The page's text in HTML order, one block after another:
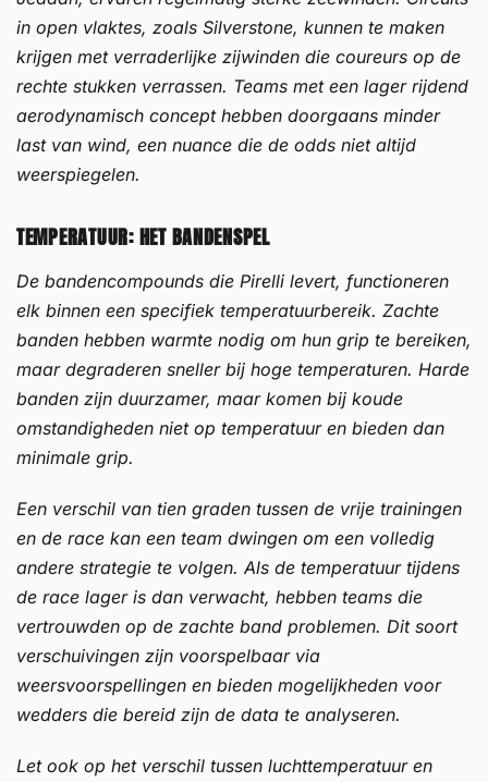
in open vlaktes, zoals Silverstone, kunnen te maken
krijgen met verraderlijke zijwinden die coureurs op de
rechte stukken verrassen. Teams met een lager rijdend
aerodynamisch concept hebben doorgaans minder
last van wind, een nuance die de odds niet altijd
weerspiegelen.
TEMPERATUUR: HET BANDENSPEL
De bandencompounds die Pirelli levert, functioneren
elk binnen een specifiek temperatuurbereik. Zachte
banden hebben warmte nodig om hun grip te bereiken,
maar degraderen sneller bij hoge temperaturen. Harde
banden zijn duurzamer, maar komen bij koude
omstandigheden niet op temperatuur en bieden dan
minimale grip.
Een verschil van tien graden tussen de vrije trainingen
en de race kan een team dwingen om een volledig
andere strategie te volgen. Als de temperatuur tijdens
de race lager is dan verwacht, hebben teams die
vertrouwden op de zachte band problemen. Dit soort
verschuivingen zijn voorspelbaar via
weersvoorspellingen en bieden mogelijkheden voor
wedders die bereid zijn de data te analyseren.
Let ook op het verschil tussen luchttemperatuur en